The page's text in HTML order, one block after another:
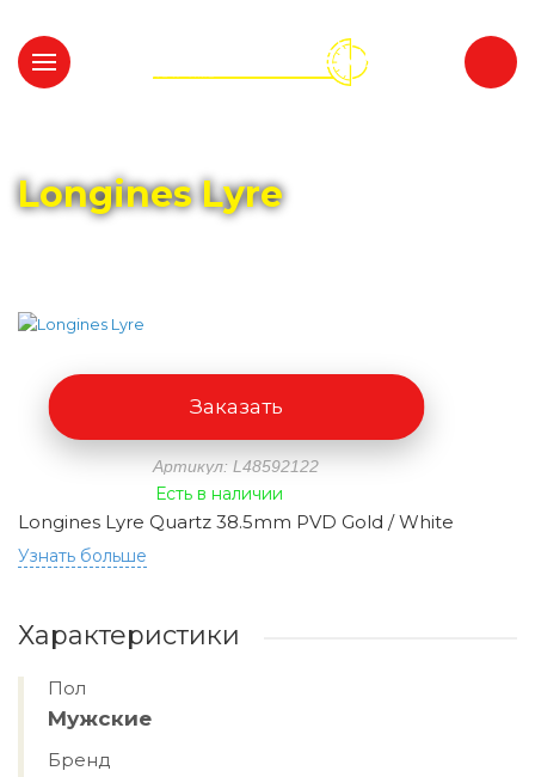
Longines Lyre
Артикул: L48592122
Есть в наличии
Longines Lyre Quartz 38.5mm PVD Gold / White
Узнать больше
Заказать
Характеристики
Пол
Мужские
Бренд